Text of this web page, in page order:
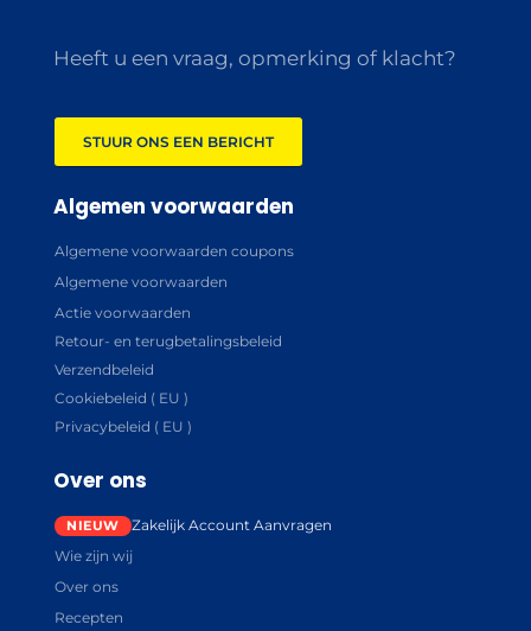
Heeft u een vraag, opmerking of klacht?
STUUR ONS EEN BERICHT
Algemen voorwaarden
Algemene voorwaarden coupons
Algemene voorwaarden
Actie voorwaarden
Retour- en terugbetalingsbeleid
Verzendbeleid
Cookiebeleid ( EU )
Privacybeleid ( EU )
Over ons
Zakelijk Account Aanvragen
Wie zijn wij
Over ons
Recepten